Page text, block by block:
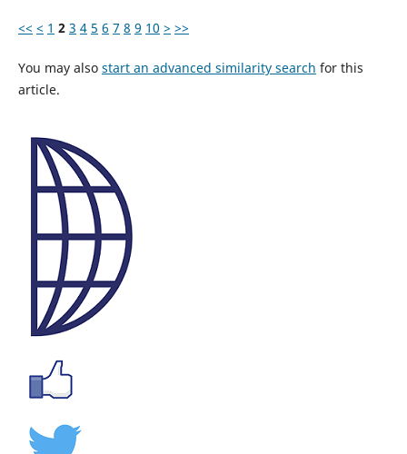
<< < 1 2 3 4 5 6 7 8 9 10 > >>
You may also start an advanced similarity search for this
article.